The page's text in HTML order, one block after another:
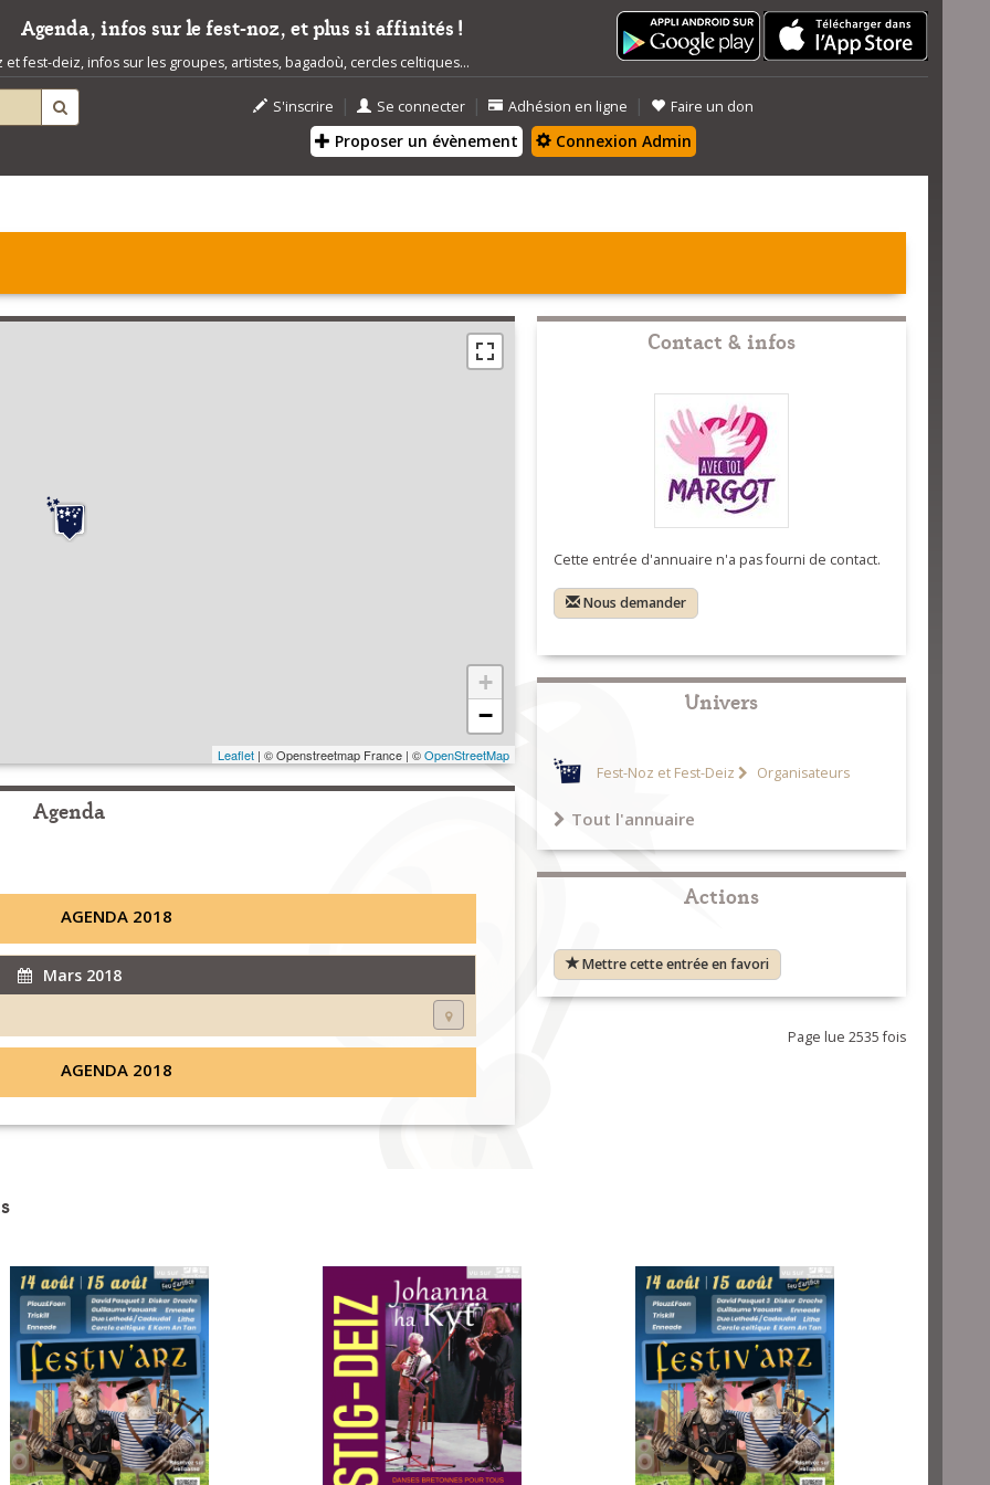
Agenda, infos sur le fest-noz, et plus si affinités !
fest-deiz, infos sur les groupes, artistes, bagadoù, cercles celtiques...
S'inscrire | Se connecter | Adhésion en ligne | Faire un don
Proposer un évènement Connexion Admin
+
−
Leaflet| © Openstreetmap France | ©OpenStreetMap
Agenda
AGENDA 2018
Mars 2018
AGENDA 2018
Contact & infos
Cette entrée d'annuaire n'a pas fourni de contact.
Nous demander
Univers
Fest-Noz et Fest-Deiz Organisateurs
Tout l'annuaire
Actions
Mettre cette entrée en favori
Page lue 2535 fois